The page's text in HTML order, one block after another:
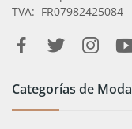
TVA: FR07982425084
Categorías de Moda